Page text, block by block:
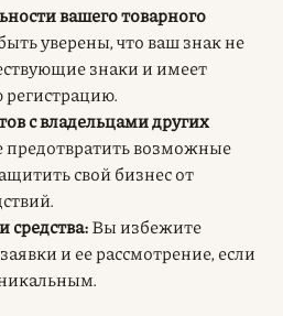
вашего товарного
уверены, что ваш знак не
знаки и имеет
с владельцами других
возможные
свой бизнес от
средства:Вы избежите
и ее рассмотрение, если